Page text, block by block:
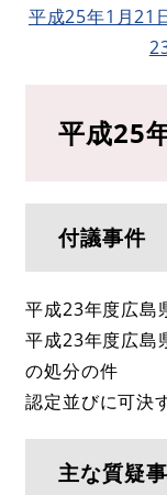
平成25年1月21
平成25
付議事件
平成23年度広島
平成23年度広島
の処分の件
認定並びに可決
主な質疑